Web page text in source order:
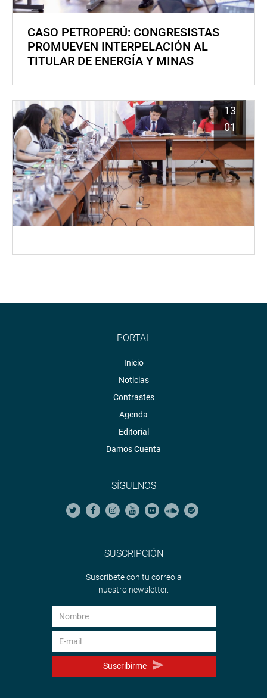
CASO PETROPERÚ: CONGRESISTAS
PROMUEVEN INTERPELACIÓN AL
TITULAR DE ENERGÍA Y MINAS
13
01
PORTAL
Inicio
Noticias
Contrastes
Agenda
Editorial
Damos Cuenta
SÍGUENOS
SUSCRIPCIÓN
Suscríbete con tu correo a
nuestro newsletter.
Suscribirme